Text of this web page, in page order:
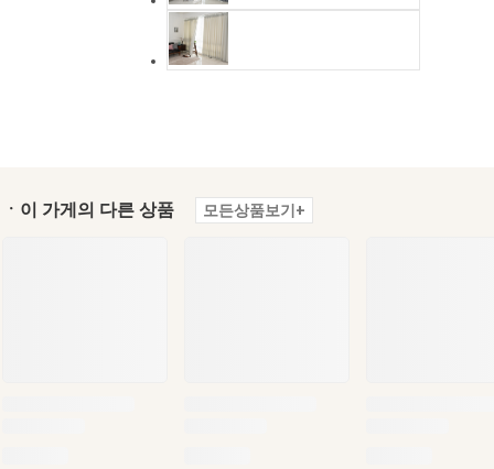
ㆍ이 가게의 다른 상품 모든상품보기+